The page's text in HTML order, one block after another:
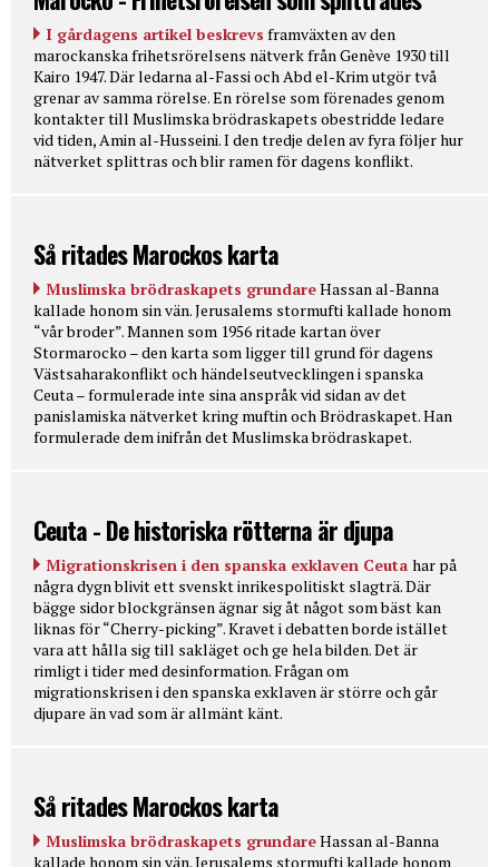
I gårdagens artikel beskrevs framväxten av den
marockanska frihetsrörelsens nätverk från Genève 1930 till
Kairo 1947. Där ledarna al-Fassi och Abd el-Krim utgör två
grenar av samma rörelse. En rörelse som förenades genom
kontakter till Muslimska brödraskapets obestridde ledare
vid tiden, Amin al-Husseini. I den tredje delen av fyra följer hur
nätverket splittras och blir ramen för dagens konflikt.
Så ritades Marockos karta
Muslimska brödraskapets grundareHassan al-Banna
kallade honom sin vän. Jerusalems stormufti kallade honom
“vår broder”. Mannen som 1956 ritade kartan över
Stormarocko – den karta som ligger till grund för dagens
Västsaharakonflikt och händelseutvecklingen i spanska
Ceuta – formulerade inte sina anspråk vid sidan av det
panislamiska nätverket kring muftin och Brödraskapet. Han
formulerade dem inifrån det Muslimska brödraskapet.
Ceuta - De historiska rötterna är djupa
Migrationskrisen i den spanska exklaven Ceuta har på
några dygn blivit ett svenskt inrikespolitiskt slagträ. Där
bägge sidor blockgränsen ägnar sig åt något som bäst kan
liknas för “Cherry-picking”. Kravet i debatten borde istället
vara att hålla sig till sakläget och ge hela bilden. Det är
rimligt i tider med desinformation. Frågan om
migrationskrisen i den spanska exklaven är större och går
djupare än vad som är allmänt känt.
Så ritades Marockos karta
Muslimska brödraskapets grundareHassan al-Banna
kallade honom sin vän. Jerusalems stormufti kallade honom